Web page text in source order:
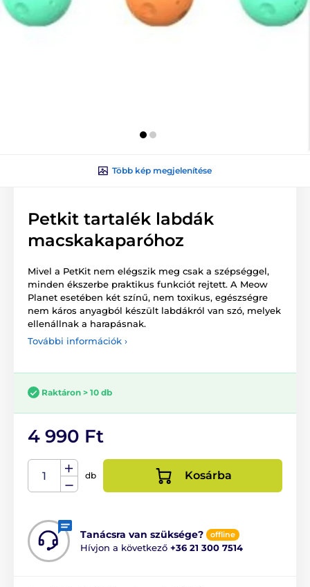
Több kép megjelenítése
Petkit tartalék labdák
macskakaparóhoz
Mivel a PetKit nem elégszik meg csak a szépséggel,
minden ékszerbe praktikus funkciót rejtett. A Meow
Planet esetében két színű, nem toxikus, egészségre
nem káros anyagból készült labdákról van szó, melyek
ellenállnak a harapásnak.
További információk ›
Raktáron > 10 db
4 990 Ft
db Kosárba
Tanácsra van szüksége? offline
Hívjon a következő +36 21 300 7514